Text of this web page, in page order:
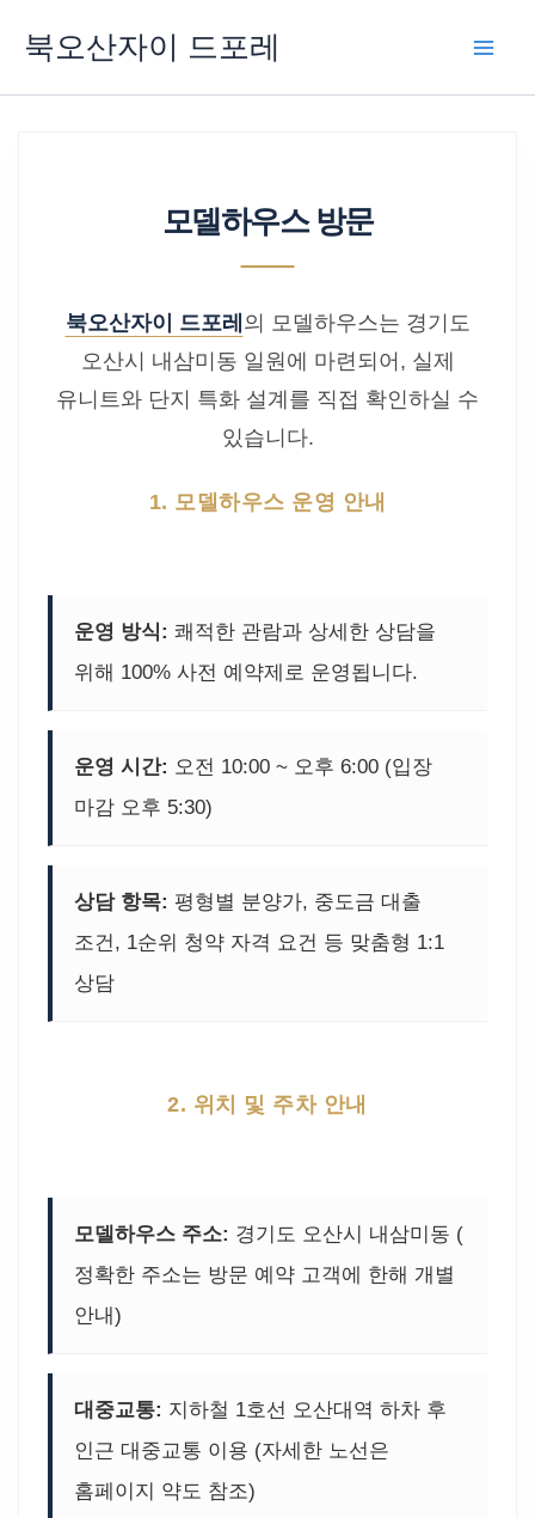
북오산자이 드포레
모델하우스 방문
북오산자이 드포레 의 모델하우스는 경기도
오산시 내삼미동 일원에 마련되어, 실제
유니트와 단지 특화 설계를 직접 확인하실 수
있습니다.
1. 모델하우스 운영 안내
운영 방식: 쾌적한 관람과 상세한 상담을
위해 100% 사전 예약제로 운영됩니다.
운영 시간: 오전 10:00 ~ 오후 6:00 (입장
마감 오후 5:30)
상담 항목: 평형별 분양가, 중도금 대출
조건, 1순위 청약 자격 요건 등 맞춤형 1:1
상담
2. 위치 및 주차 안내
모델하우스 주소: 경기도 오산시 내삼미동 (
정확한 주소는 방문 예약 고객에 한해 개별
안내)
대중교통: 지하철 1호선 오산대역 하차 후
인근 대중교통 이용 (자세한 노선은
홈페이지 약도 참조)